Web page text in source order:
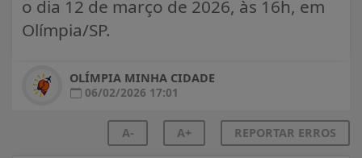
o dia 12 de março de 2026, às 16h, em
Olímpia/SP.
OLÍMPIA MINHA CIDADE
06/02/2026 17:01
A- A+ REPORTAR ERROS